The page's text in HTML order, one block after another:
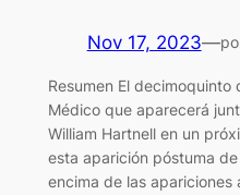
Nov 17, 2023—
Resumen El
Médico que aparecerá
William Hartnell en un
esta aparición póstuma
encima de las apariciones